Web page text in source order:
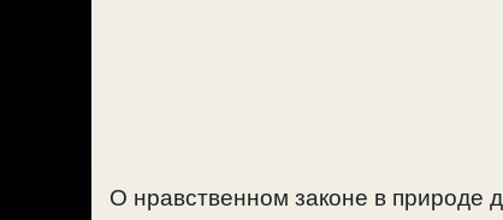
О нравственном законе в природе